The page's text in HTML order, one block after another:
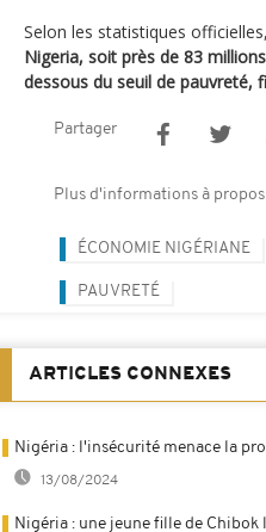
Selon les statistiques officielles,
Nigeria, soit près de 83
dessous du seuil de pauvreté,
Partager
Plus d'informations à
ÉCONOMIE NIGÉRIANE
PAUVRETÉ
ARTICLES CONNEXES
Nigéria : l'insécurité menace la
13/08/2024
Nigéria : une jeune fille de Chibok